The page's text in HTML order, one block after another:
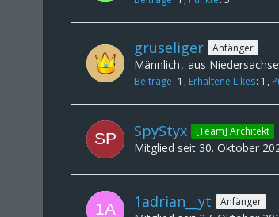
gruseliger Anfänger
Männlich aus
Beiträge 1 Erhaltene Likes 1
SpyStyx [Team] Architekt
Mitglied seit 30. Oktober
1adrian__yt Anfänger